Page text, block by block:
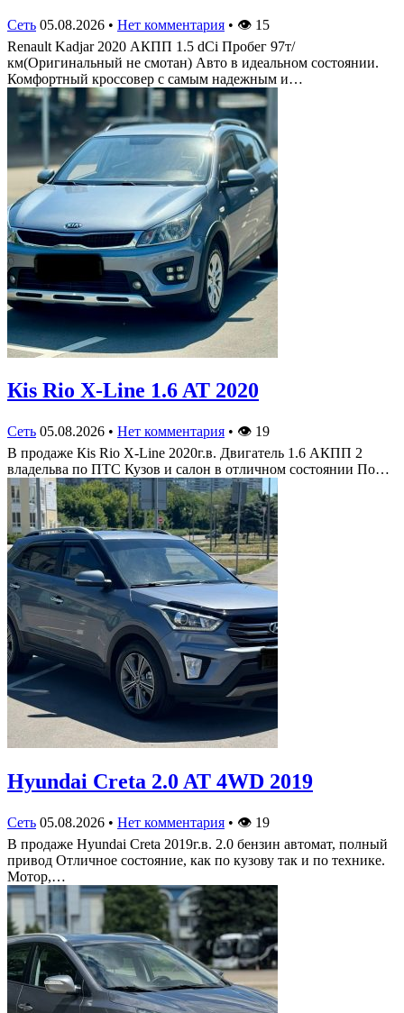
Сеть 05.08.2026 • Нет комментария • 👁 15
Renault Kadjar 2020 АКПП 1.5 dCi Пробег 97т/
км(Оригинальный не смотан) Авто в идеальном состоянии.
Комфортный кроссовер с самым надежным и…
Кis Rio X-Line 1.6 AT 2020
Сеть 05.08.2026 • Нет комментария • 👁 19
В продаже Кis Rio X-Line 2020г.в. Двигатель 1.6 АКПП 2
владельва по ПТС Кузов и салон в отличном состоянии По…
Hyundai Creta 2.0 AT 4WD 2019
Сеть 05.08.2026 • Нет комментария • 👁 19
В продаже Hyundai Creta 2019г.в. 2.0 бензин автомат, полный
привод Отличное состояние, как по кузову так и по технике.
Мотор,…